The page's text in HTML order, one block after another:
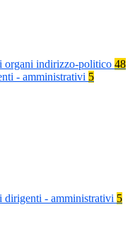
organi indirizzo-politico 48
- amministrativi 5
dirigenti - amministrativi 5